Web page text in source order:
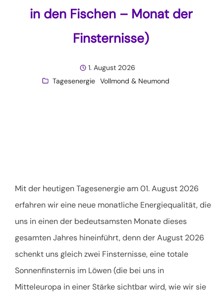
in den Fischen – Monat der
Finsternisse)
1. August 2026
Tagesenergie Vollmond & Neumond
Mit der heutigen Tagesenergie am 01. August 2026
erfahren wir eine neue monatliche Energiequalität, die
uns in einen der bedeutsamsten Monate dieses
gesamten Jahres hineinführt, denn der August 2026
schenkt uns gleich zwei Finsternisse, eine totale
Sonnenfinsternis im Löwen (die bei uns in
Mitteleuropa in einer Stärke sichtbar wird, wie wir sie